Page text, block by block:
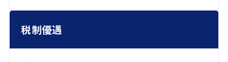
税制優遇